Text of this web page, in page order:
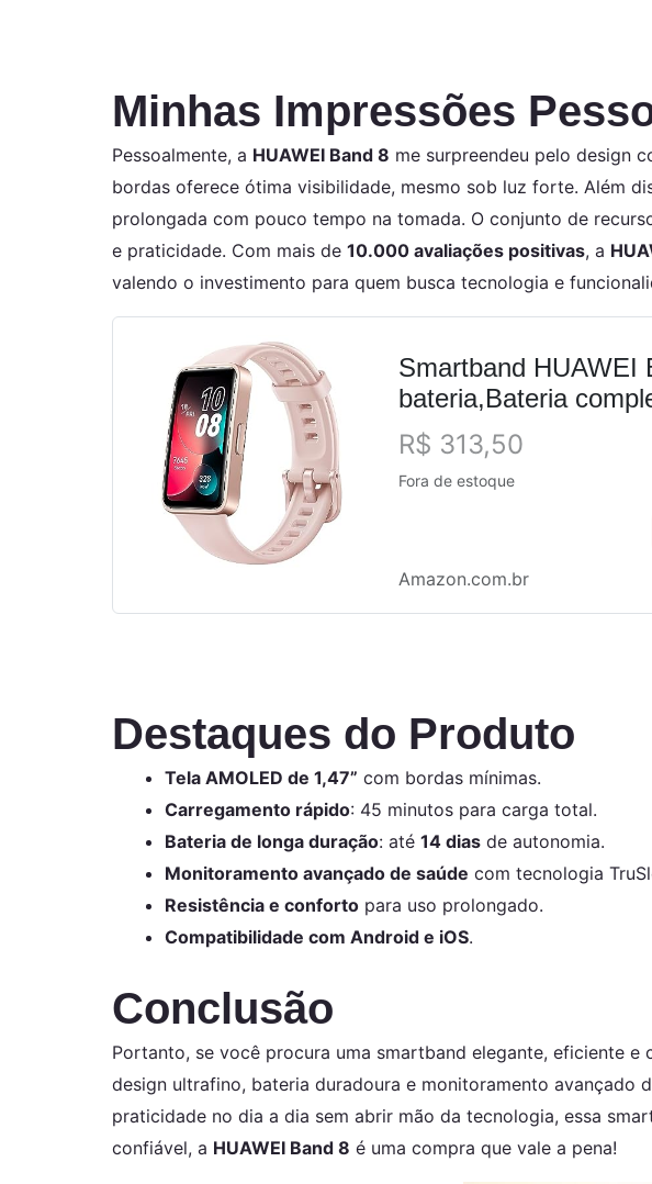
Minhas Impressões
Pessoalmente, a HUAWEI Band 8 me surpreendeu pelo design
bordas oferece ótima visibilidade, mesmo sob luz forte. Além
prolongada com pouco tempo na tomada. O conjunto de
e praticidade. Com mais de 10.000 avaliações positivas, a
valendo o investimento para quem busca tecnologia e
Smartband HUAWEI
bateria,Bateria
de mensagens,...
R$ 313,50
Fora de estoque
Amazon.com.br
Destaques do Produto
Tela AMOLED de 1,47” com bordas mínimas.
Carregamento rápido: 45 minutos para carga total.
Bateria de longa duração: até 14 dias de autonomia.
Monitoramento avançado de saúde com tecnologia
Resistência e conforto para uso prolongado.
Compatibilidade com Android e iOS.
Conclusão
Portanto, se você procura uma smartband elegante, eficiente
design ultrafino, bateria duradoura e monitoramento avançado
praticidade no dia a dia sem abrir mão da tecnologia, essa
confiável, a HUAWEI Band 8 é uma compra que vale a pena!